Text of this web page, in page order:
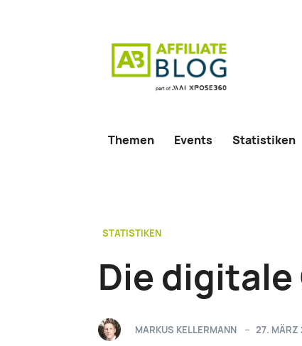
Themen Events Statistiken
STATISTIKEN
Die
MARKUS KELLERMANN 27. MÄRZ